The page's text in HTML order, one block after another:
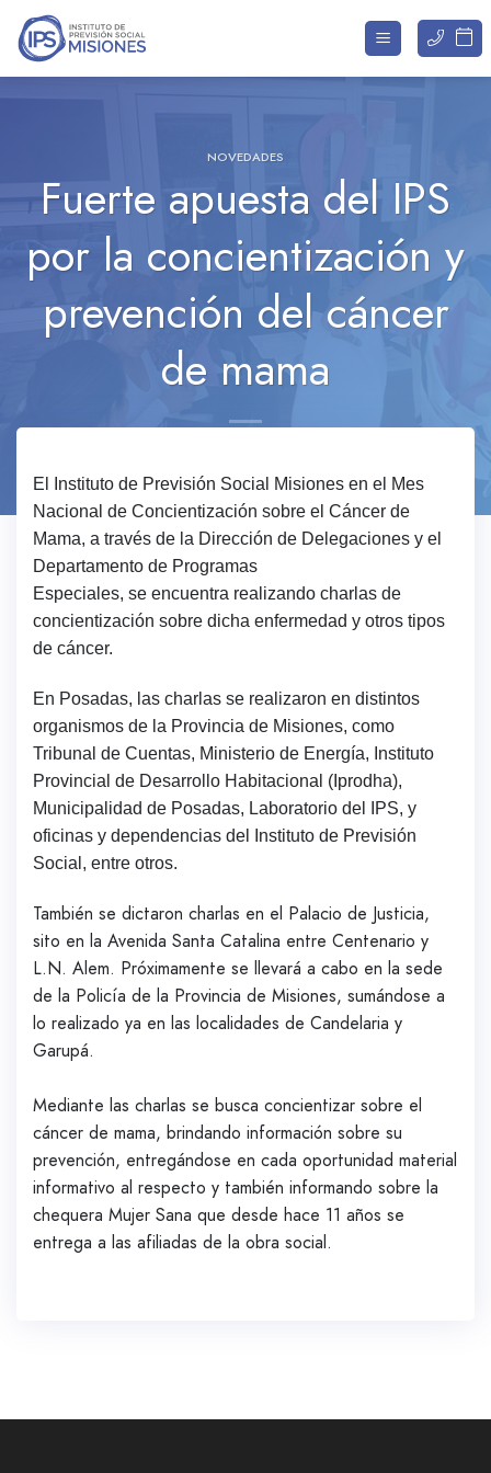
Saltar
contenido
NOVEDADES
Fuerte apuesta del IPS
por la concientización y
prevención del cáncer
de mama
El Instituto de Previsión Social Misiones en el Mes
Nacional de Concientización sobre el Cáncer de
Mama, a través de la Dirección de Delegaciones y el
Departamento de Programas
Especiales, se encuentra realizando charlas de
concientización sobre dicha enfermedad y otros tipos
de cáncer.
En Posadas, las charlas se realizaron en distintos
organismos de la Provincia de Misiones, como
Tribunal de Cuentas, Ministerio de Energía, Instituto
Provincial de Desarrollo Habitacional (Iprodha),
Municipalidad de Posadas, Laboratorio del IPS, y
oficinas y dependencias del Instituto de Previsión
Social, entre otros.
También se dictaron charlas en el Palacio de Justicia,
sito en la Avenida Santa Catalina entre Centenario y
L.N. Alem. Próximamente se llevará a cabo en la sede
de la Policía de la Provincia de Misiones, sumándose a
lo realizado ya en las localidades de Candelaria y
Garupá.
Mediante las charlas se busca concientizar sobre el
cáncer de mama, brindando información sobre su
prevención, entregándose en cada oportunidad material
informativo al respecto y también informando sobre la
chequera Mujer Sana que desde hace 11 años se
entrega a las afiliadas de la obra social.